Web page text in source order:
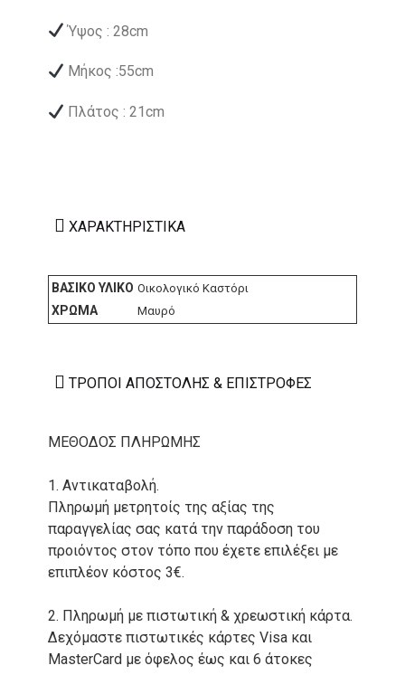
Ύψος : 28cm
Μήκος :55cm
Πλάτος : 21cm
ΧΑΡΑΚΤΗΡΙΣΤΙΚΆ
ΒΑΣΙΚΌ ΥΛΙΚΌ Οικολογικό Καστόρι
ΧΡΏΜΑ Μαυρό
ΤΡΌΠΟΙ ΑΠΟΣΤΟΛΉΣ & ΕΠΙΣΤΡΟΦΈΣ
ΜΕΘΟΔΟΣ ΠΛΗΡΩΜΗΣ
1. Αντικαταβολή.
Πληρωμή μετρητοίς της αξίας της
παραγγελίας σας κατά την παράδοση του
προιόντος στον τόπο που έχετε επιλέξει με
επιπλέον κόστος 3€.
2. Πληρωμή με πιστωτική & χρεωστική κάρτα.
Δεχόμαστε πιστωτικές κάρτες Visa και
MasterCard με όφελος έως και 6 άτοκες